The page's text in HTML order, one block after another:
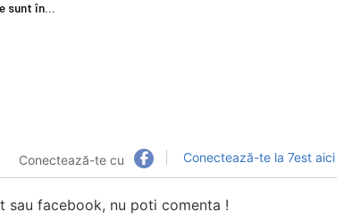
sunt în...
Conectează-te cu Conectează-te la 7est aici
sau facebook, nu poti comenta !